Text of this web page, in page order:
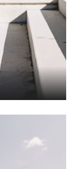
uz kreme sa
svoje lice?